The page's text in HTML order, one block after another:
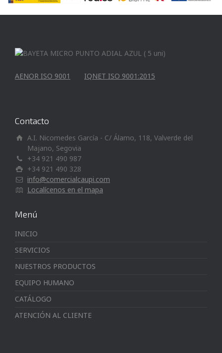
AENOR ISO 9001 IQNET ISO 9001:2015
Contacto
A.I. Nicomedes García - C/ Álamo, 118, Valverde del
Majano, Segovia
+34 921 490 987
+34 921 490 328
info@comercialcaupi.com
Localícenos en el mapa
Menú
INICIO
SERVICIOS
NUESTROS PRODUCTOS
EQUIPO HUMANO
CATÁLOGO
ATENCIÓN AL CLIENTE